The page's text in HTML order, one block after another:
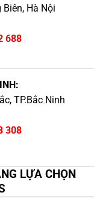
Hà Nội
688
TP.Bắc Ninh
308
LỰA CHỌN